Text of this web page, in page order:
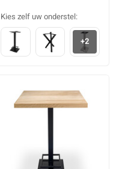
Kies zelf uw onderstel:
+2